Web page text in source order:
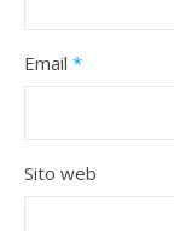
Email *
Sito web